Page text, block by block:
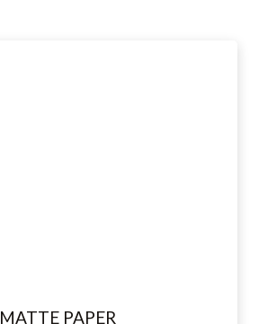
MATTE PAPER